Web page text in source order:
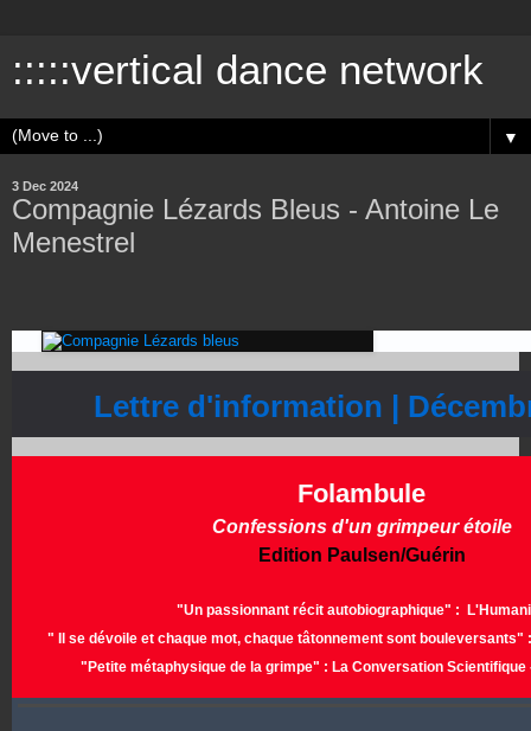
:::::vertical dance network
▼
3 Dec 2024
Compagnie Lézards Bleus - Antoine Le
Menestrel
Lettre d'information |
Folambule
Confessions d'un grimpeur étoile
Edition Paulsen/Guérin
"Un passionnant récit autobiographique" :
" Il se dévoile et chaque mot, chaque tâtonnement sont bouleversants"
"Petite métaphysique de la grimpe" : La Conversation